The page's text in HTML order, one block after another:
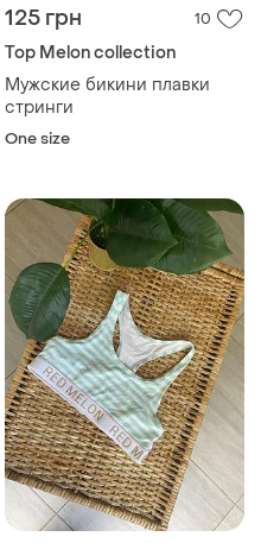
125 грн 10
Top Melon collection
Мужские бикини плавки
стринги
One size